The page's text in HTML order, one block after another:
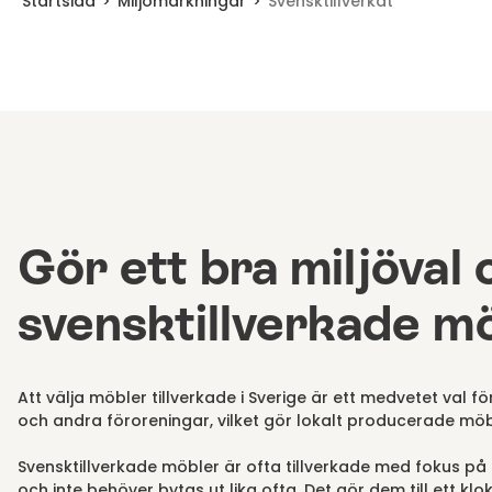
Gör ett bra miljöval
svensktillverkade
Att välja möbler tillverkade i Sverige är ett medvetet val
och andra föroreningar, vilket gör lokalt producerade
Svensktillverkade möbler är ofta tillverkade med fokus